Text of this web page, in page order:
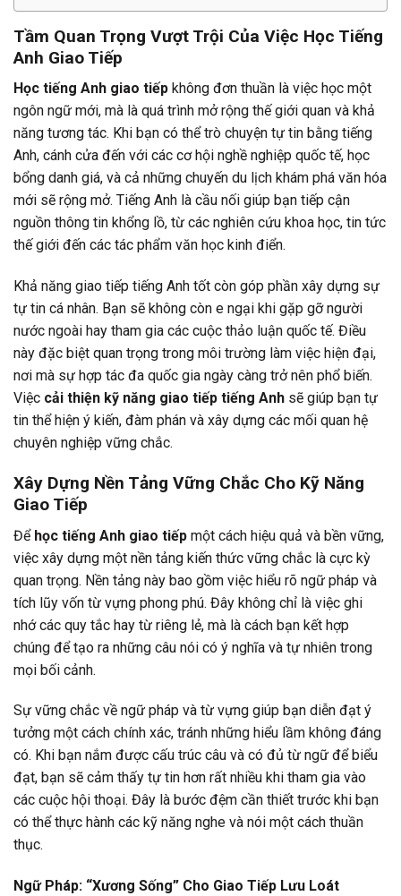
Tầm Quan Trọng Vượt Trội Của Việc Học Tiếng
Anh Giao Tiếp
Học tiếng Anh giao tiếp không đơn thuần là việc học một
ngôn ngữ mới, mà là quá trình mở rộng thế giới quan và khả
năng tương tác. Khi bạn có thể trò chuyện tự tin bằng tiếng
Anh, cánh cửa đến với các cơ hội nghề nghiệp quốc tế, học
bổng danh giá, và cả những chuyến du lịch khám phá văn hóa
mới sẽ rộng mở. Tiếng Anh là cầu nối giúp bạn tiếp cận
nguồn thông tin khổng lồ, từ các nghiên cứu khoa học, tin tức
thế giới đến các tác phẩm văn học kinh điển.
Khả năng giao tiếp tiếng Anh tốt còn góp phần xây dựng sự
tự tin cá nhân. Bạn sẽ không còn e ngại khi gặp gỡ người
nước ngoài hay tham gia các cuộc thảo luận quốc tế. Điều
này đặc biệt quan trọng trong môi trường làm việc hiện đại,
nơi mà sự hợp tác đa quốc gia ngày càng trở nên phổ biến.
Việc cải thiện kỹ năng giao tiếp tiếng Anh sẽ giúp bạn tự
tin thể hiện ý kiến, đàm phán và xây dựng các mối quan hệ
chuyên nghiệp vững chắc.
Xây Dựng Nền Tảng Vững Chắc Cho Kỹ Năng
Giao Tiếp
Để học tiếng Anh giao tiếp một cách hiệu quả và bền vững,
việc xây dựng một nền tảng kiến thức vững chắc là cực kỳ
quan trọng. Nền tảng này bao gồm việc hiểu rõ ngữ pháp và
tích lũy vốn từ vựng phong phú. Đây không chỉ là việc ghi
nhớ các quy tắc hay từ riêng lẻ, mà là cách bạn kết hợp
chúng để tạo ra những câu nói có ý nghĩa và tự nhiên trong
mọi bối cảnh.
Sự vững chắc về ngữ pháp và từ vựng giúp bạn diễn đạt ý
tưởng một cách chính xác, tránh những hiểu lầm không đáng
có. Khi bạn nắm được cấu trúc câu và có đủ từ ngữ để biểu
đạt, bạn sẽ cảm thấy tự tin hơn rất nhiều khi tham gia vào
các cuộc hội thoại. Đây là bước đệm cần thiết trước khi bạn
có thể thực hành các kỹ năng nghe và nói một cách thuần
thục.
Ngữ Pháp: “Xương Sống” Cho Giao Tiếp Lưu Loát